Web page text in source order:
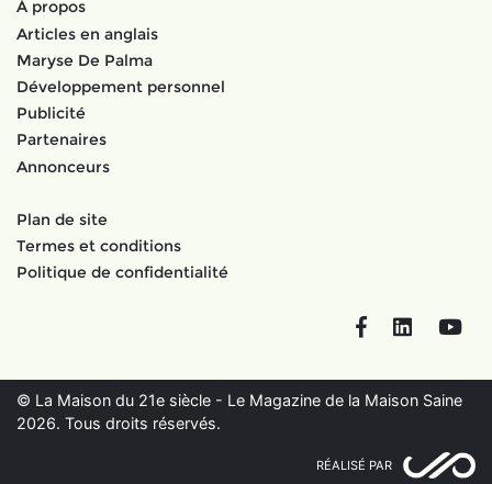
À propos
Articles en anglais
Maryse De Palma
Développement personnel
Publicité
Partenaires
Annonceurs
Plan de site
Termes et conditions
Politique de confidentialité
FacebookLinkedIn
© La Maison du 21e siècle - Le Magazine de la Maison Saine
2026. Tous droits réservés.
RÉALISÉ PAR